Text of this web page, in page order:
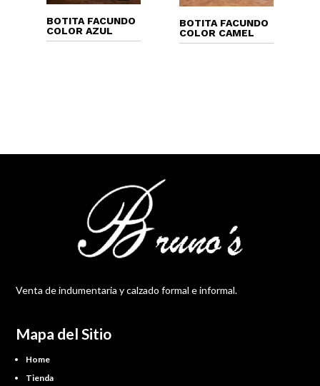
BOTITA FACUNDO
COLOR AZUL
BOTITA FACUNDO
COLOR CAMEL
Venta de indumentaria y calzado formal e informal.
Mapa del Sitio
Home
Tienda